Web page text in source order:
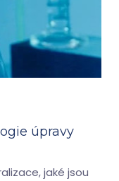
úpravy
jaké jsou